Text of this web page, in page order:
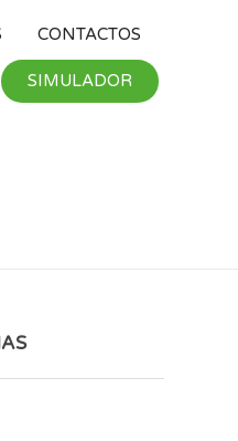
CONTACTOS
SIMULADOR